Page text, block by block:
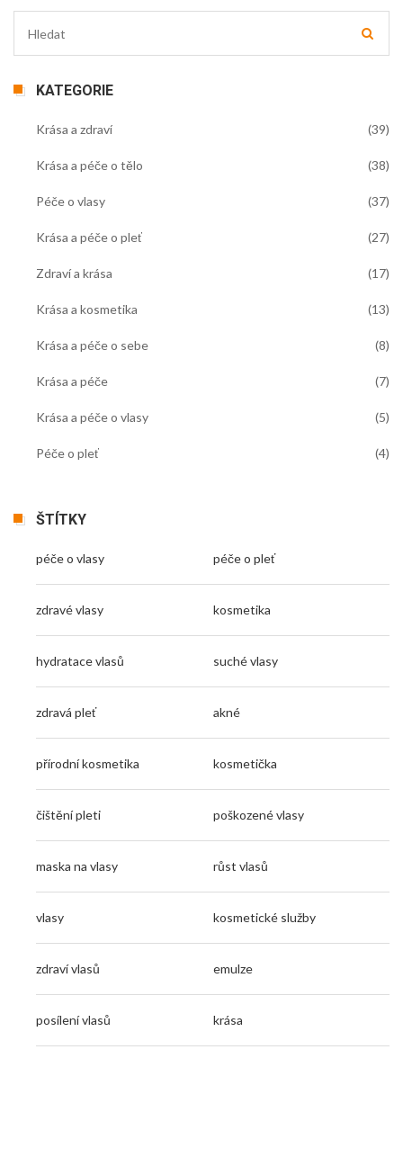
KATEGORIE
Krása a zdraví (39)
Krása a péče o tělo (38)
Péče o vlasy (37)
Krása a péče o pleť (27)
Zdraví a krása (17)
Krása a kosmetika (13)
Krása a péče o sebe (8)
Krása a péče (7)
Krása a péče o vlasy (5)
Péče o pleť (4)
ŠTÍTKY
péče o vlasy péče o pleť
zdravé vlasy kosmetika
hydratace vlasů suché vlasy
zdravá pleť akné
přírodní kosmetika kosmetička
čištění pleti poškozené vlasy
maska na vlasy růst vlasů
vlasy kosmetické služby
zdraví vlasů emulze
posílení vlasů krása